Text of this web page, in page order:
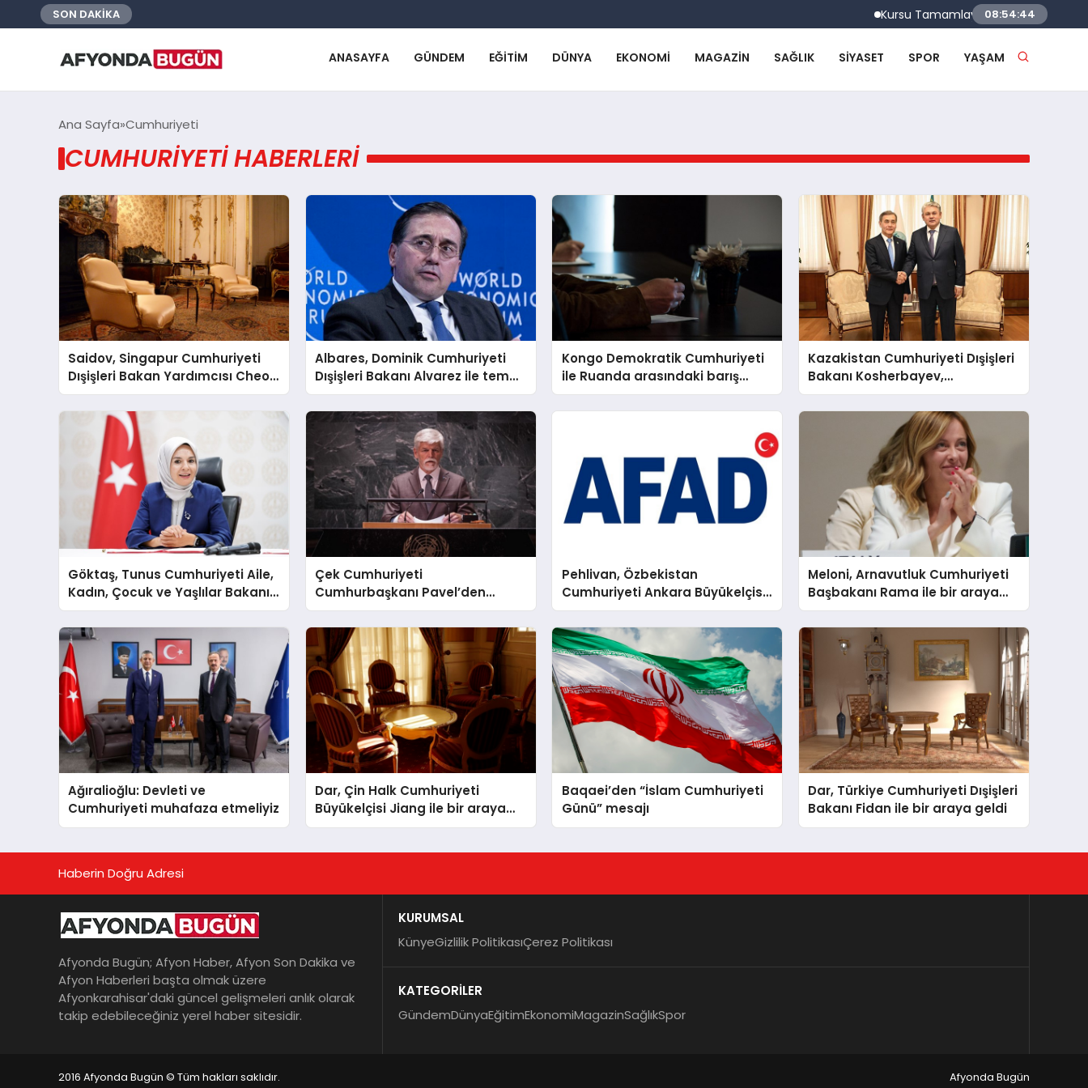
SON DAKİKA Kursu Tamamlayan Sürücülere
08:54:44
ANASAYFA GÜNDEM EĞITIM DÜNYA EKONOMI MAGAZIN SAĞLIK SIYASET SPOR YAŞAM
Ana Sayfa Cumhuriyeti
CUMHURIYETI HABERLERI
Saidov, Singapur Cumhuriyeti
Dışişleri Bakan Yardımcısı Cheok
ile toplantı yaptı
Albares, Dominik Cumhuriyeti
Dışişleri Bakanı Alvarez ile temas
kurdu
Kongo Demokratik Cumhuriyeti
ile Ruanda arasındaki barış
süreci değerlendirildi
Kazakistan Cumhuriyeti Dışişleri
Bakanı Kosherbayev,
Yermekbayev ile müzakere etti
Göktaş, Tunus Cumhuriyeti Aile,
Kadın, Çocuk ve Yaşlılar Bakanı
Jebri ile toplantı yaptı
Çek Cumhuriyeti
Cumhurbaşkanı Pavel’den
Apostolik Nunsiyus’a veda
Pehlivan, Özbekistan
Cumhuriyeti Ankara Büyükelçisi
Khaydarov ile bir araya geldi
Meloni, Arnavutluk Cumhuriyeti
Başbakanı Rama ile bir araya
geldi
Ağıralioğlu: Devleti ve
Cumhuriyeti muhafaza etmeliyiz
Dar, Çin Halk Cumhuriyeti
Büyükelçisi Jiang ile bir araya
geldi
Baqaei’den “İslam Cumhuriyeti
Günü” mesajı
Dar, Türkiye Cumhuriyeti Dışişleri
Bakanı Fidan ile bir araya geldi
Haberin Doğru Adresi
Afyonda Bugün; Afyon Haber, Afyon Son Dakika ve
Afyon Haberleri başta olmak üzere
Afyonkarahisar'daki güncel gelişmeleri anlık olarak
takip edebileceğiniz yerel haber sitesidir.
KURUMSAL
KünyeGizlilik PolitikasıÇerez Politikası
KATEGORİLER
GündemDünyaEğitimEkonomiMagazinSağlıkSpor
2016 Afyonda Bugün © Tüm hakları saklıdır. Afyonda Bugün